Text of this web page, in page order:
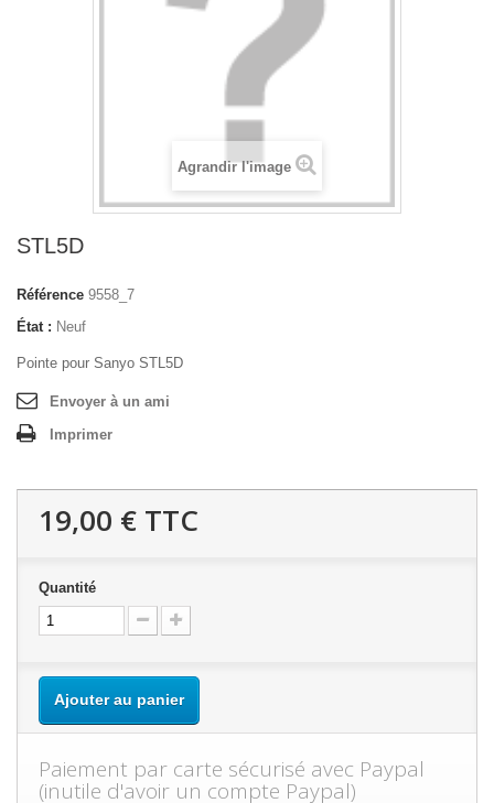
Agrandir l'image
STL5D
Référence 9558_7
État : Neuf
Pointe pour Sanyo STL5D
Envoyer à un ami
Imprimer
19,00 € TTC
Quantité
Ajouter au panier
Paiement par carte sécurisé avec Paypal
(inutile d'avoir un compte Paypal)